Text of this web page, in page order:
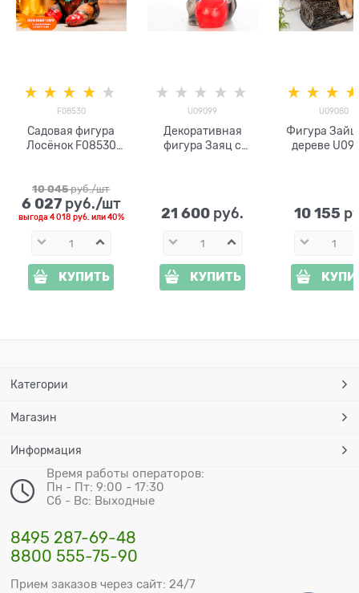
F08530
Садовая фигура
Лосёнок F08530
10 045 руб./шт
6 027 руб./шт
выгода 4 018 руб. или40%
КУПИТЬ
U09099
Декоративная
фигура Заяц с
21 600 руб.
КУПИТЬ
U09080
Фигура
дереве
10 155
Категории
Магазин
Информация
Время работы операторов:
Пн - Пт: 9:00 - 17:30
Сб - Вс: Выходные
8495 287-69-48
8800 555-75-90
Прием заказов через сайт: 24/7